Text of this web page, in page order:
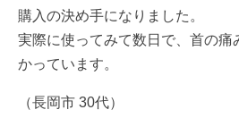
購入の決め手になりました。
実際に使ってみて数日で、首の痛
かっています。
（長岡市 30代）